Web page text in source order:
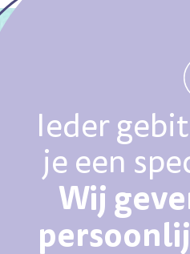
Ieder
je een
Wij